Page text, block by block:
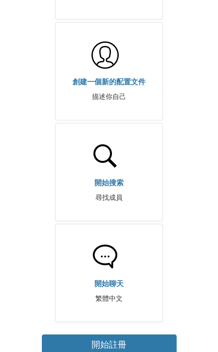
創建一個新的配置文件
描述你自己
開始搜索
尋找成員
開始聊天
繁體中文
開始註冊